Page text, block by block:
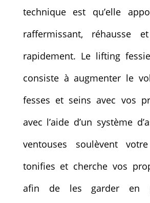
technique est qu’elle
raffermissant, réhausse
rapidement. Le lifting
consiste à augmenter le
fesses et seins avec vos
avec l’aide d’un système
ventouses soulèvent
tonifies et cherche vos
afin de les garder en